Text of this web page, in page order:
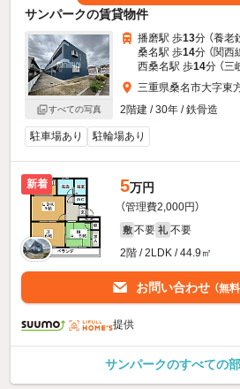
サンパークの賃貸物件
すべての写真
播磨駅 歩13分 （養老
桑名駅 歩14分 （関西
西桑名駅 歩14分 （三
三重県桑名市大字東
2階建 / 30年 / 鉄骨造
駐車場あり 駐輪場あり
新着 5万円
（管理費2,000円）
敷 不要 礼 不要
2階 / 2LDK / 44.9㎡
お問い合わせ （無料
提供
サンパークのすべての